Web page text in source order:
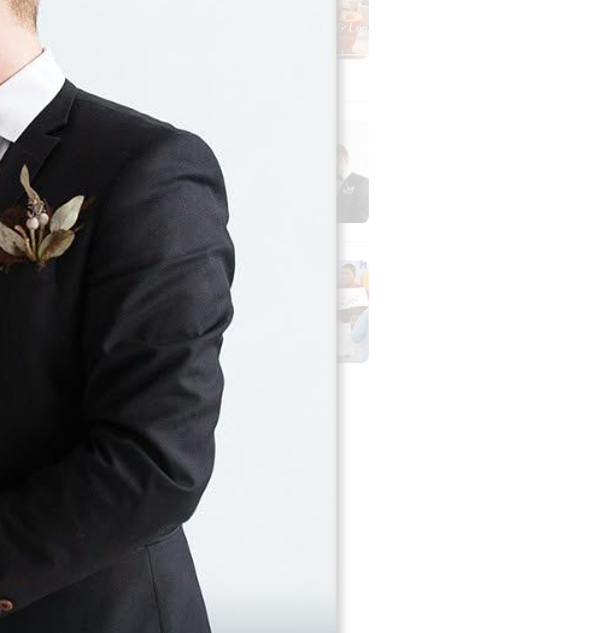
Kuliner Spesial
Kemerdekaan
31 Jul 2026 - 00:12 WIB
Hotel 88 Bekasi Hadirkan
Akad Nikah Package Mulai
Rp 5 Juta
31 Jul 2026 - 00:07 WIB
Hotel GranDhika
Iskandarsyah Jakarta
Rayakan Hari Anak Nasional